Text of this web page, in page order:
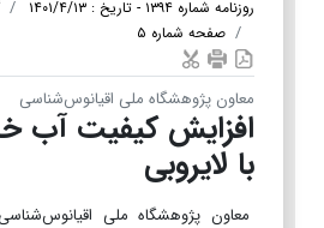
روزنامه شماره ۱۳۹۴ - تاریخ : ۱۴۰۱/۴/۱۳
صفحه شماره ۵
معاون پژوهشگاه ملی اقیانوس‌شناسی
افزایش کیفیت آب
با لایروبی
معاون پژوهشگاه ملی